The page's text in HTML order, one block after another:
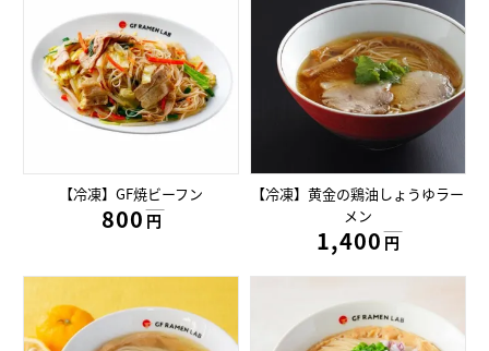
【冷凍】GF焼ビーフン
800円
円
【冷凍】黄金の鶏油しょうゆラー
メン
1,400円
円